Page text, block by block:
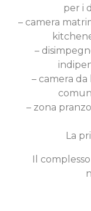
per i
– camera
–
– camera
– zona
La
Il